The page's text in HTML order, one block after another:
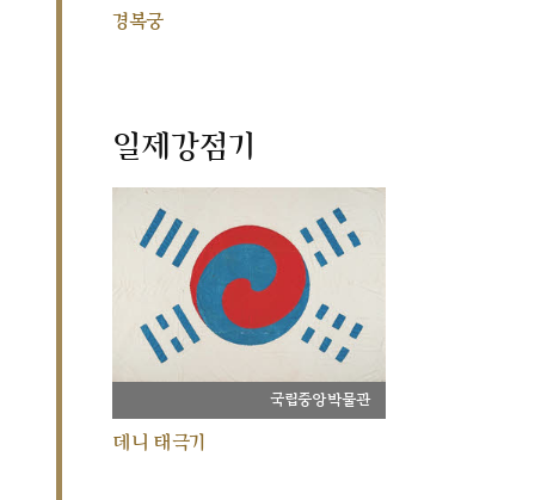
경복궁
일제강점기
국립중앙박물관
데니 태극기